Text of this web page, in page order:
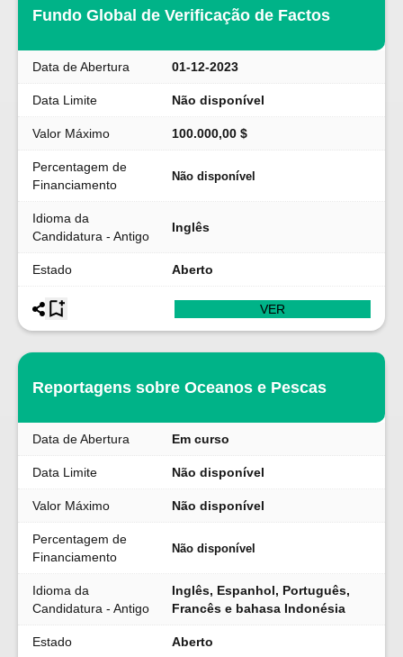
Fundo Global de Verificação de Factos
Data de Abertura 01-12-2023
Data Limite Não disponível
Valor Máximo 100.000,00 $
Percentagem de
Financiamento
Não disponível
Idioma da
Candidatura - Antigo
Inglês
Estado Aberto
VER
Reportagens sobre Oceanos e Pescas
Data de Abertura Em curso
Data Limite Não disponível
Valor Máximo Não disponível
Percentagem de
Financiamento
Não disponível
Idioma da
Candidatura - Antigo
Inglês, Espanhol, Português,
Francês e bahasa Indonésia
Estado Aberto